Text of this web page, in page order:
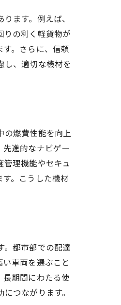
ます。例えば、
りの利く軽貨物が
。さらに、信頼
し、適切な機材を
の燃費性能を向上
進的なナビゲー
理機能やセキュ
。こうした機材
。都市部での配達
車両を選ぶこと
期間にわたる使
つながります。